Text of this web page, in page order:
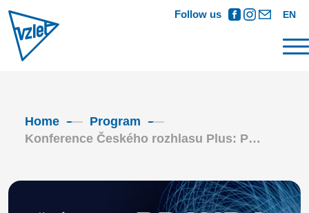
Follow us EN
Home
Program
Konference Českého rozhlasu Plus: P…